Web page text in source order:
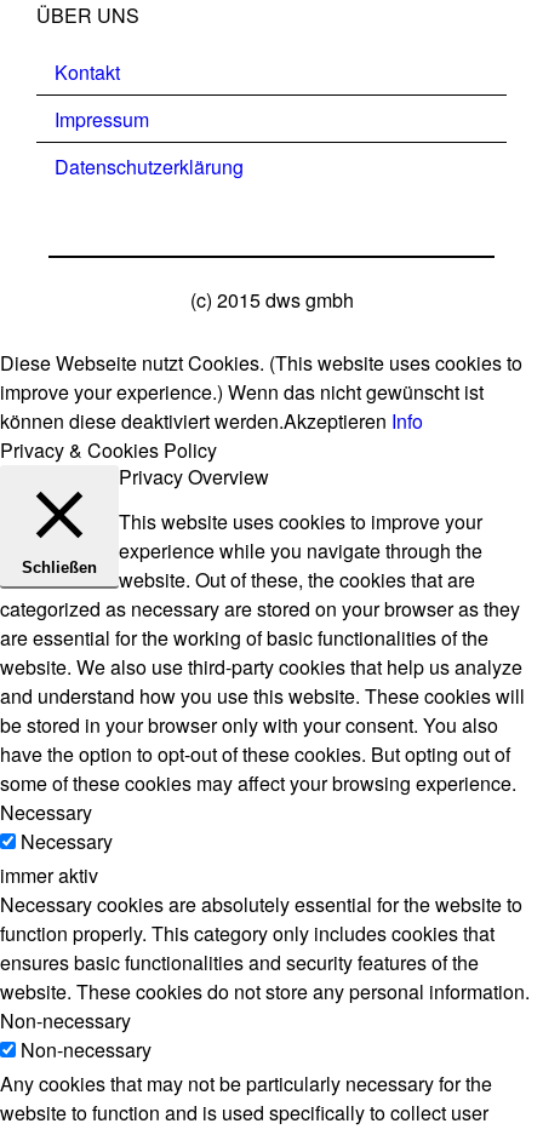
ÜBER UNS
Kontakt
Impressum
Datenschutzerklärung
(c) 2015 dws gmbh
Diese Webseite nutzt Cookies. (This website uses cookies to
improve your experience.) Wenn das nicht gewünscht ist
können diese deaktiviert werden.Akzeptieren Info
Privacy & Cookies Policy
Schließen
Privacy Overview
This website uses cookies to improve your
experience while you navigate through the
website. Out of these, the cookies that are
categorized as necessary are stored on your browser as they
are essential for the working of basic functionalities of the
website. We also use third-party cookies that help us analyze
and understand how you use this website. These cookies will
be stored in your browser only with your consent. You also
have the option to opt-out of these cookies. But opting out of
some of these cookies may affect your browsing experience.
Necessary
Necessary
immer aktiv
Necessary cookies are absolutely essential for the website to
function properly. This category only includes cookies that
ensures basic functionalities and security features of the
website. These cookies do not store any personal information.
Non-necessary
Non-necessary
Any cookies that may not be particularly necessary for the
website to function and is used specifically to collect user